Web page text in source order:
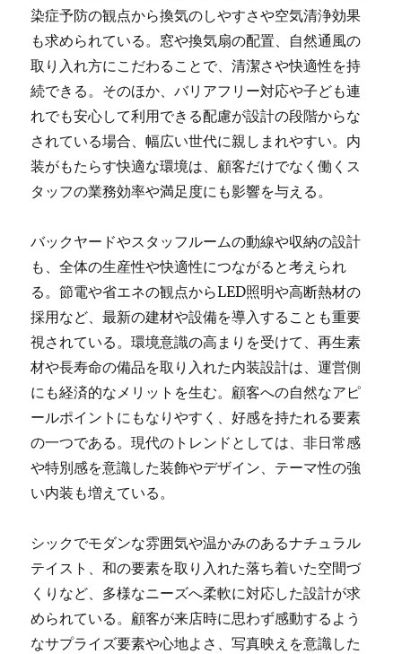
染症予防の観点から換気のしやすさや空気清浄効果
も求められている。窓や換気扇の配置、自然通風の
取り入れ方にこだわることで、清潔さや快適性を持
続できる。そのほか、バリアフリー対応や子ども連
れでも安心して利用できる配慮が設計の段階からな
されている場合、幅広い世代に親しまれやすい。内
装がもたらす快適な環境は、顧客だけでなく働くス
タッフの業務効率や満足度にも影響を与える。
バックヤードやスタッフルームの動線や収納の設計
も、全体の生産性や快適性につながると考えられ
る。節電や省エネの観点からLED照明や高断熱材の
採用など、最新の建材や設備を導入することも重要
視されている。環境意識の高まりを受けて、再生素
材や長寿命の備品を取り入れた内装設計は、運営側
にも経済的なメリットを生む。顧客への自然なアピ
ールポイントにもなりやすく、好感を持たれる要素
の一つである。現代のトレンドとしては、非日常感
や特別感を意識した装飾やデザイン、テーマ性の強
い内装も増えている。
シックでモダンな雰囲気や温かみのあるナチュラル
テイスト、和の要素を取り入れた落ち着いた空間づ
くりなど、多様なニーズへ柔軟に対応した設計が求
められている。顧客が来店時に思わず感動するよう
なサプライズ要素や心地よさ、写真映えを意識した